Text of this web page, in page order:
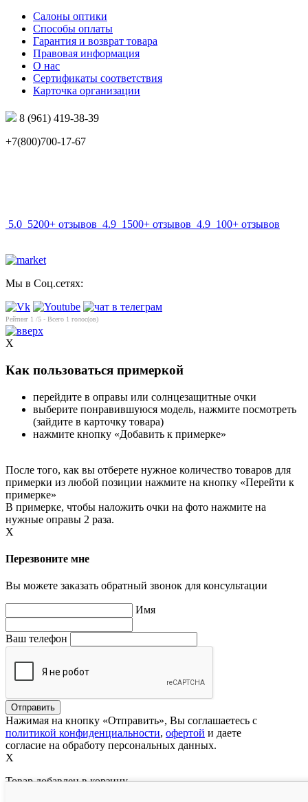
Салоны оптики
Способы оплаты
Гарантия и возврат товара
Правовая информация
О нас
Сертификаты соответствия
Карточка организации
8 (961) 419-38-39
+7(800)700-17-67
5.0 5200+ отзывов 4.9 1500+ отзывов 4.9 100+ отзывов
Мы в Соц.сетях:
Рейтинг 1 /5 - Всего 1 голос(ов)
X
Как пользоваться примеркой
перейдите в оправы или солнцезащитные очки
выберите понравившуюся модель, нажмите посмотреть
(зайдите в карточку товара)
нажмите кнопку «Добавить к примерке»
После того, как вы отберете нужное количество товаров для
примерки из любой позиции нажмите на кнопку «Перейти к
примерке»
В примерке, чтобы наложить очки на фото нажмите на
нужные оправы 2 раза.
X
Перезвоните мне
Вы можете заказать обратный звонок для консультации
Имя
Ваш телефон
Нажимая на кнопку «Отправить», Вы соглашаетесь с
политикой конфиденциальности, офертой и даете
согласие на обработу персональных данных.
X
Товар добавлен в корзину